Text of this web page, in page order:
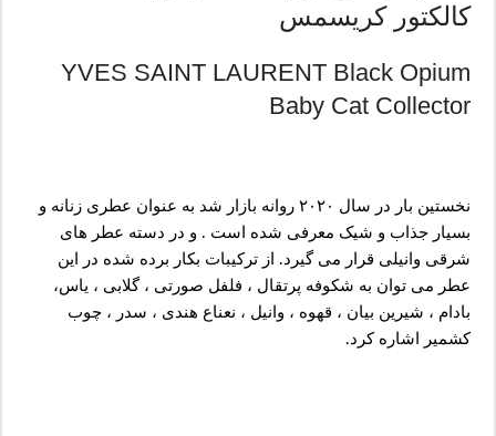
کالکتور کریسمس
YVES SAINT LAURENT Black Opium
Baby Cat Collector
نخستین بار در سال ۲۰۲۰ روانه بازار شد به عنوان عطری زنانه و
بسیار جذاب و شیک معرفی شده است . و در دسته عطر های
شرقی وانیلی قرار می گیرد. از ترکیبات بکار برده شده در این
عطر می توان به شکوفه پرتقال ، فلفل صورتی ، گلابی ، یاس،
بادام ، شیرین بیان ، قهوه ، وانیل ، نعناع هندی ، سدر ، چوب
کشمیر اشاره کرد.